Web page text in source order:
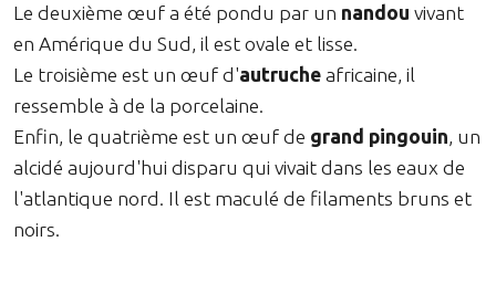
Le deuxième œuf a été pondu par un nandou vivant
en Amérique du Sud, il est ovale et lisse.
Le troisième est un œuf d'autruche africaine, il
ressemble à de la porcelaine.
Enfin, le quatrième est un œuf de grand pingouin , un
alcidé aujourd'hui disparu qui vivait dans les eaux de
l'atlantique nord. Il est maculé de filaments bruns et
noirs.